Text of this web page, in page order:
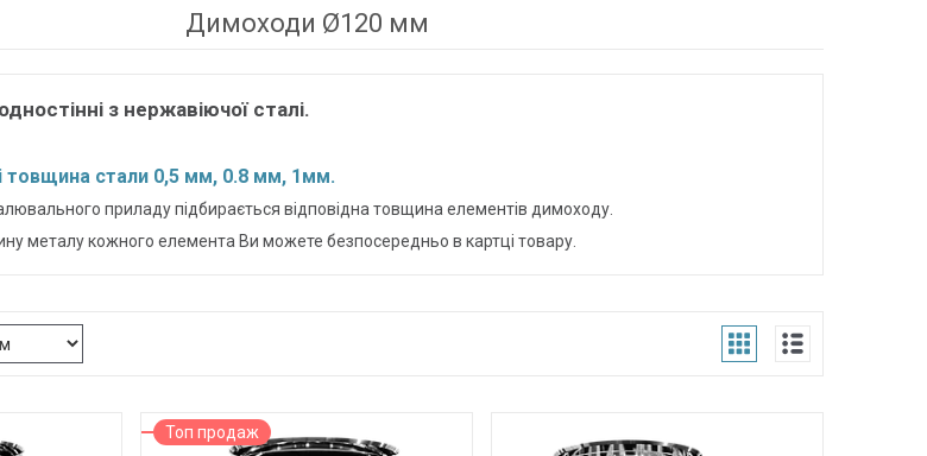
Димоходи Ø120 мм
з нержавіючої сталі.
товщина стали 0,5 мм, 0.8 мм, 1мм.
приладу підбирається відповідна товщина елементів димоходу.
металу кожного елемента Ви можете безпосередньо в картці товару.
Топ продаж